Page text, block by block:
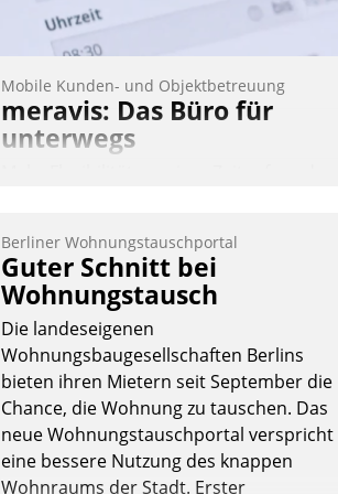
Mobile Kunden- und Objektbetreuung
meravis: Das Büro für
unterwegs
Mitarbeiter von Datatrain. Die meravis
Wohnungsbau- und Immobilien GmbH
hat sich dabei für den Betrieb der Lösung
über die SAP Cloud Platform entschieden
- als erstes Unternehmen am
Wohnungsmarkt.
Andreas Lerchner
Berliner Wohnungstauschportal
Guter Schnitt bei
Wohnungstausch
Die landeseigenen
Wohnungsbaugesellschaften Berlins
bieten ihren Mietern seit September die
Chance, die Wohnung zu tauschen. Das
neue Wohnungstauschportal verspricht
eine bessere Nutzung des knappen
Wohnraums der Stadt. Erster